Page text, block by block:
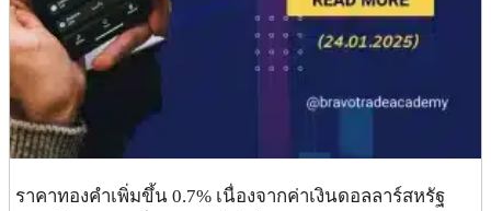
ราคาทองคำเพิ่มขึ้น 0.7% เนื่องจากค่าเงินดอลลาร์สหรัฐ